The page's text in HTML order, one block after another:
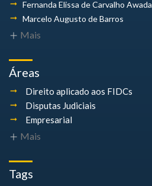
Fernanda Elissa de Carvalho Awada
Marcelo Augusto de Barros
Mais
Áreas
Direito aplicado aos FIDCs
Disputas Judiciais
Empresarial
Mais
Tags